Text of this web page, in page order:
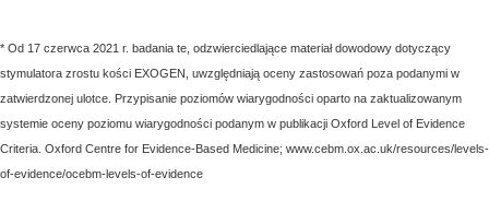
* Od 17 czerwca 2021 r. badania te, odzwierciedlające materiał dowodowy dotyczący
stymulatora zrostu kości EXOGEN, uwzględniają oceny zastosowań poza podanymi w
zatwierdzonej ulotce. Przypisanie poziomów wiarygodności oparto na zaktualizowanym
systemie oceny poziomu wiarygodności podanym w publikacji Oxford Level of Evidence
Criteria. Oxford Centre for Evidence-Based Medicine; www.cebm.ox.ac.uk/resources/levels-
of-evidence/ocebm-levels-of-evidence